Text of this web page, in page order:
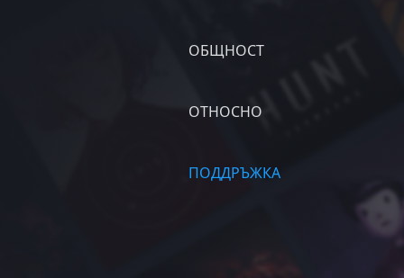
ОБЩНОСТ
ОТНОСНО
ПОДДРЪЖКА